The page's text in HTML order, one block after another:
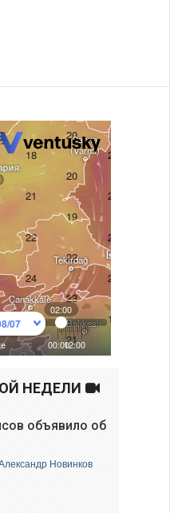
НЕДЕЛИ
объявило об
Новинков